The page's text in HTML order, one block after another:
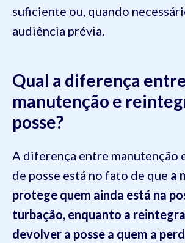
suficiente ou, quando
audiência prévia.
Qual a diferença
manutenção e
posse?
A diferença entre manutenção
de posse está no fato de que a
protege quem ainda está na
turbação, enquanto a
devolver a posse a quem a